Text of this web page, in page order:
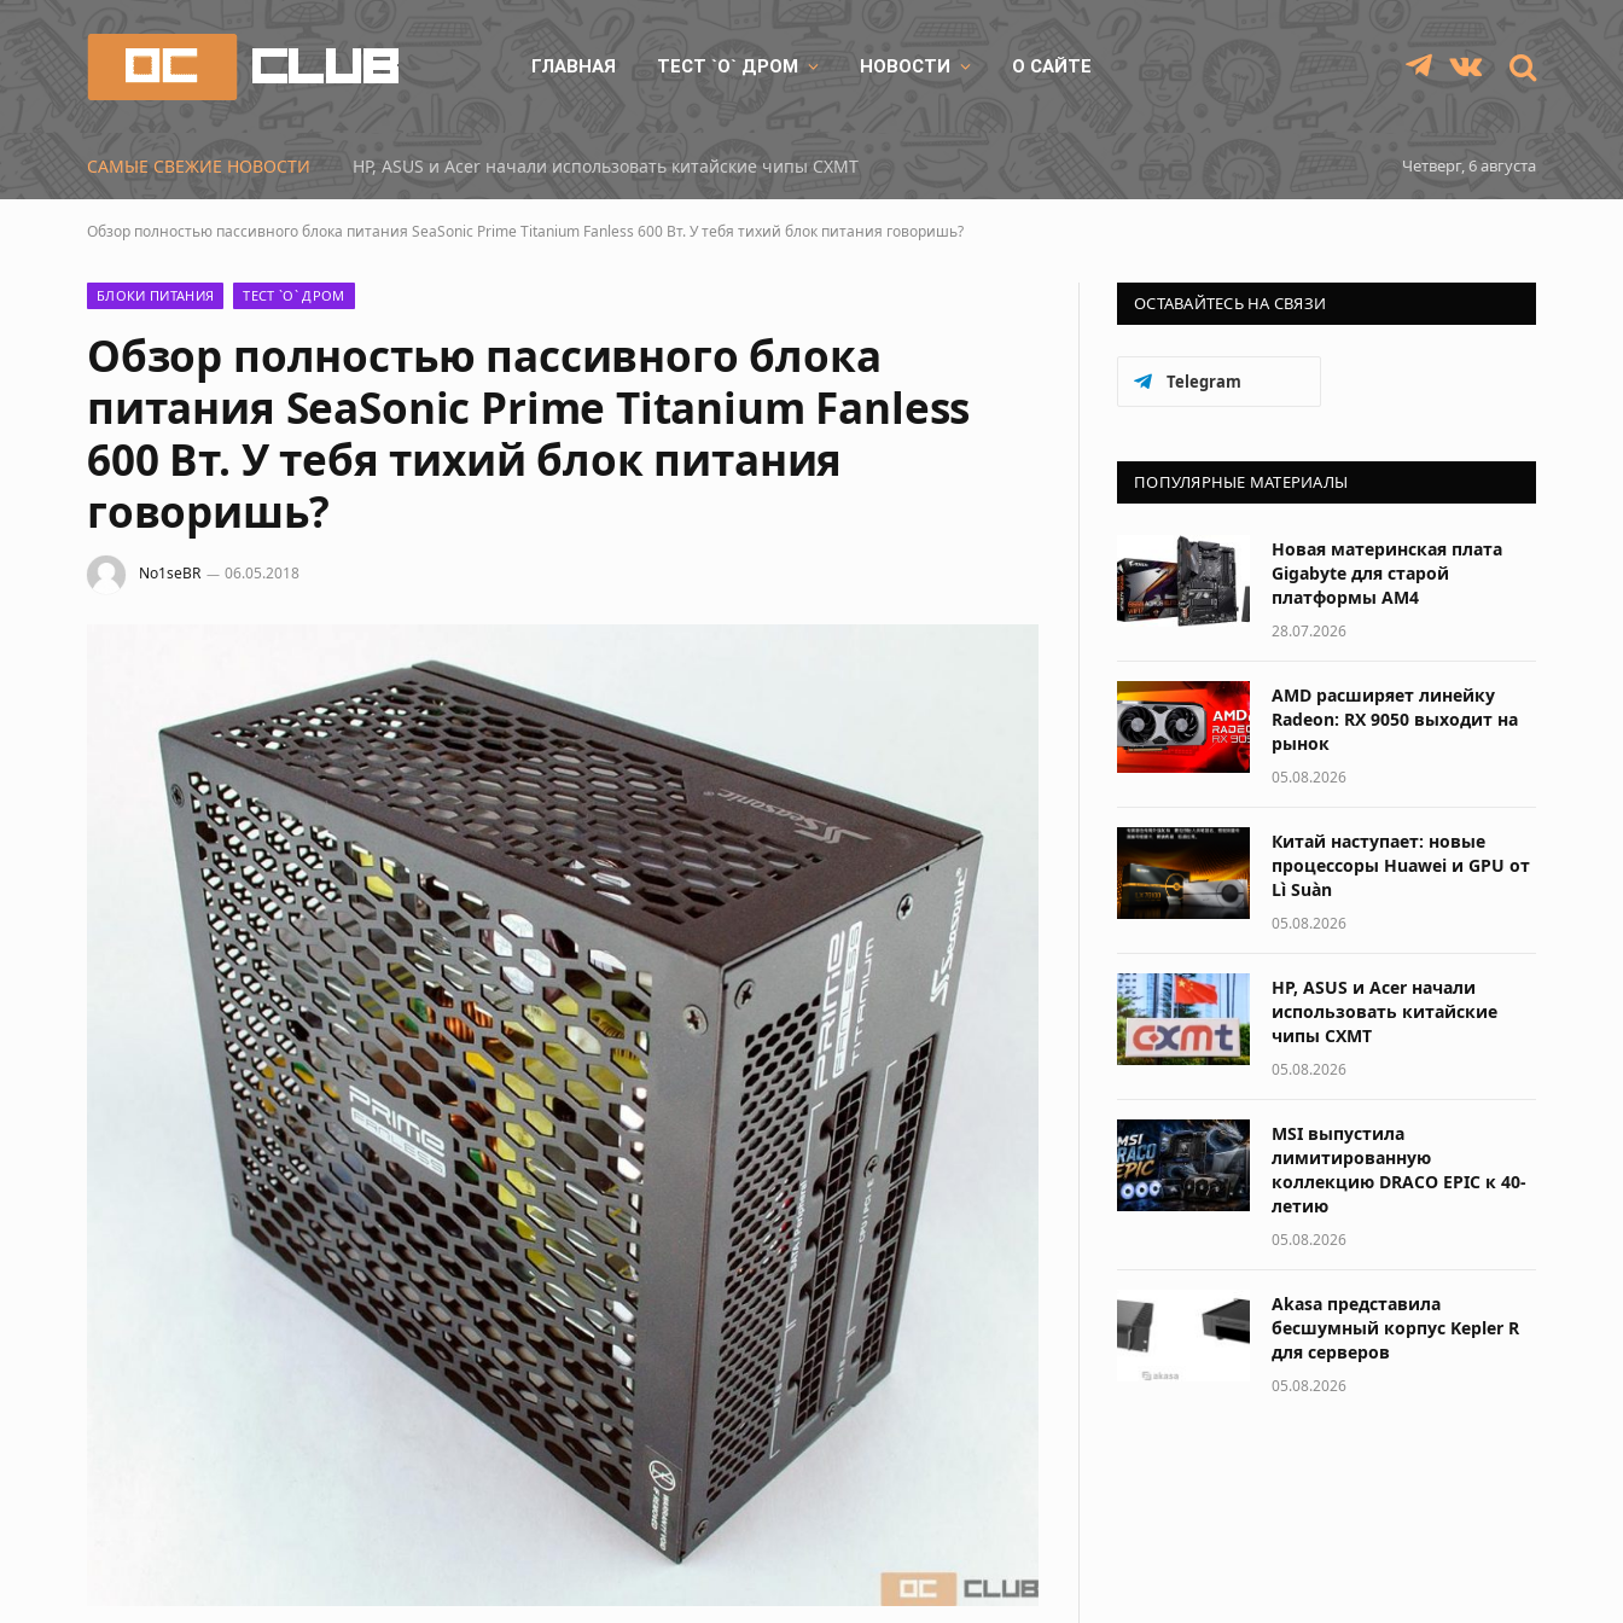
ГЛАВНАЯ ТЕСТ `О` ДРОМ НОВОСТИ О САЙТЕ TelegramVKontakte
САМЫЕ СВЕЖИЕ НОВОСТИ HP, ASUS и Acer начали использовать китайские чипы CXMT Четверг, 6 августа
Обзор полностью пассивного блока питания SeaSonic Prime Titanium Fanless 600 Вт. У тебя тихий блок питания говоришь?
БЛОКИ ПИТАНИЯ ТЕСТ `О` ДРОМ
Обзор полностью пассивного блока
питания SeaSonic Prime Titanium Fanless
600 Вт. У тебя тихий блок питания
говоришь?
No1seBR 06.05.2018
ОСТАВАЙТЕСЬ НА СВЯЗИ
Telegram
ПОПУЛЯРНЫЕ МАТЕРИАЛЫ
Новая материнская плата
Gigabyte для старой
платформы AM4
28.07.2026
AMD расширяет линейку
Radeon: RX 9050 выходит на
рынок
05.08.2026
Китай наступает: новые
процессоры Huawei и GPU от
Lì Suàn
05.08.2026
HP, ASUS и Acer начали
использовать китайские
чипы CXMT
05.08.2026
MSI выпустила
лимитированную
коллекцию DRACO EPIC к 40-
летию
05.08.2026
Akasa представила
бесшумный корпус Kepler R
для серверов
05.08.2026